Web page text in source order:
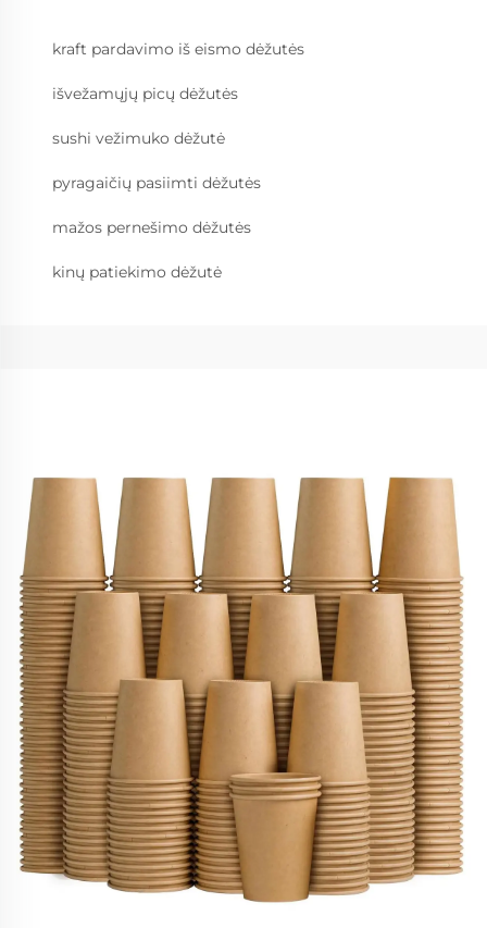
kraft pardavimo iš eismo dėžutės
išvežamųjų picų dėžutės
sushi vežimuko dėžutė
pyragaičių pasiimti dėžutės
mažos pernešimo dėžutės
kinų patiekimo dėžutė